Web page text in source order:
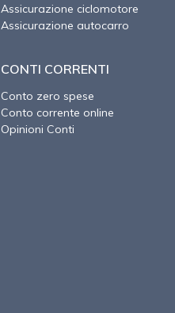
Assicurazione ciclomotore
Assicurazione autocarro
CONTI CORRENTI
Conto zero spese
Conto corrente online
Opinioni Conti